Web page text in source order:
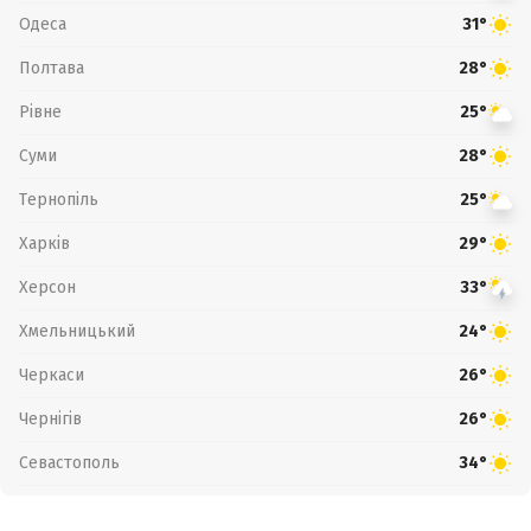
Одеса 31°
Полтава 28°
Рівне 25°
Суми 28°
Тернопіль 25°
Харків 29°
Херсон 33°
Хмельницький 24°
Черкаси 26°
Чернігів 26°
Севастополь 34°